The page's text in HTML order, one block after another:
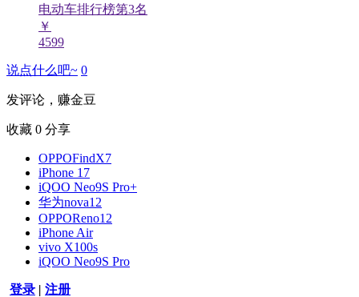
电动车排行榜第3名
￥
4599
说点什么吧~ 0
发评论，赚金豆
收藏 0 分享
OPPOFindX7
iPhone 17
iQOO Neo9S Pro+
华为nova12
OPPOReno12
iPhone Air
vivo X100s
iQOO Neo9S Pro
登录 | 注册